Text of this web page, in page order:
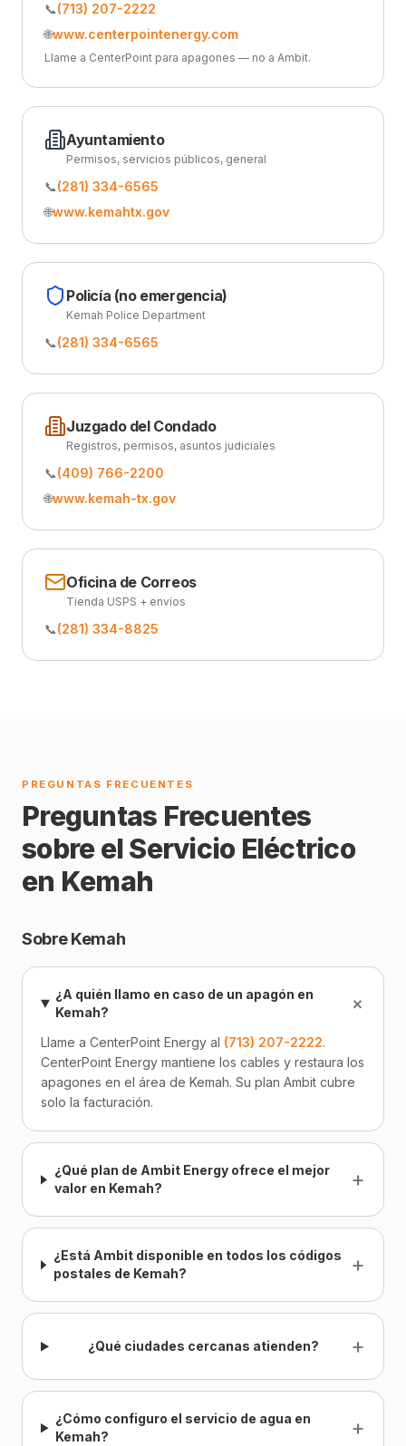
📞(713) 207-2222
🌐www.centerpointenergy.com
Llame a CenterPoint para apagones — no a Ambit.
Ayuntamiento
Permisos, servicios públicos, general
📞(281) 334-6565
🌐www.kemahtx.gov
Policía (no emergencia)
Kemah Police Department
📞(281) 334-6565
Juzgado del Condado
Registros, permisos, asuntos judiciales
📞(409) 766-2200
🌐www.kemah-tx.gov
Oficina de Correos
Tienda USPS + envíos
📞(281) 334-8825
PREGUNTAS FRECUENTES
Preguntas Frecuentes
sobre el Servicio Eléctrico
en Kemah
Sobre Kemah
¿A quién llamo en caso de un apagón en
Kemah?
+
Llame a CenterPoint Energy al (713) 207-2222.
CenterPoint Energy mantiene los cables y restaura los
apagones en el área de Kemah. Su plan Ambit cubre
solo la facturación.
¿Qué plan de Ambit Energy ofrece el mejor
valor en Kemah?
+
¿Está Ambit disponible en todos los códigos
postales de Kemah?
+
¿Qué ciudades cercanas atienden? +
¿Cómo configuro el servicio de agua en
Kemah?
+